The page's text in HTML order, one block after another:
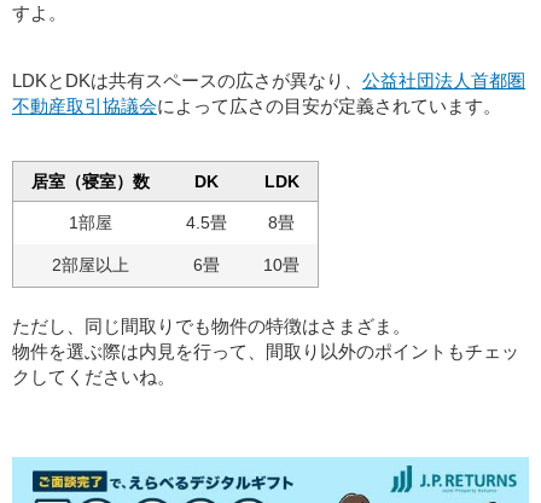
すよ。
LDKとDKは共有スペースの広さが異なり、 公益社団法人首都圏
不動産取引協議会によって広さの目安が定義されています。
居室（寝室）数 DK LDK
1部屋 4.5畳 8畳
2部屋以上 6畳 10畳
ただし、同じ間取りでも物件の特徴はさまざま。
物件を選ぶ際は内見を行って、間取り以外のポイントもチェッ
クしてくださいね。